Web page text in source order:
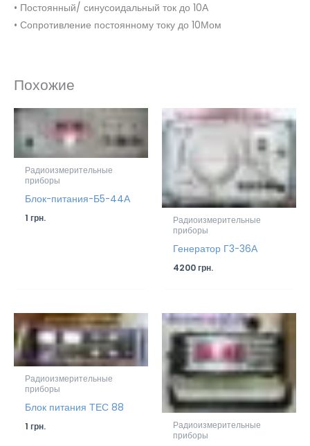
• Постоянный/ синусоидальный ток до 10А
• Сопротивление постоянному току до 10Мом
Похожие
Радиоизмерительные
приборы
Блок-питания-Б5-44А
1грн.
Радиоизмерительные
приборы
Генератор Г3-36А
4200грн.
Радиоизмерительные
приборы
Блок питания ТЕС 88
1грн.
Радиоизмерительные
приборы